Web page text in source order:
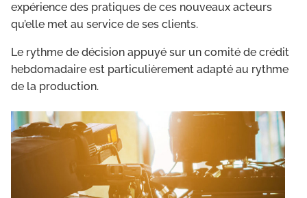
expérience des pratiques de ces nouveaux acteurs
qu’elle met au service de ses clients.
Le rythme de décision appuyé sur un comité de crédit
hebdomadaire est particulièrement adapté au rythme
de la production.